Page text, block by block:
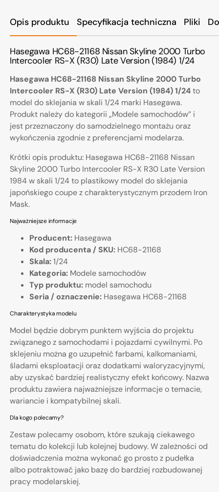
Opis produktu Specyfikacja techniczna Pliki
Hasegawa HC68-21168 Nissan Skyline 2000 Turbo
Intercooler RS-X (R30) Late Version (1984) 1/24
Hasegawa HC68-21168 Nissan Skyline 2000 Turbo
Intercooler RS-X (R30) Late Version (1984) 1/24to
model do sklejania w skali 1/24 marki Hasegawa.
Produkt należy do kategorii „Modele samochodów” i
jest przeznaczony do samodzielnego montażu oraz
wykończenia zgodnie z preferencjami modelarza.
Krótki opis produktu: Hasegawa HC68-21168 Nissan
Skyline 2000 Turbo Intercooler RS-X R30 Late Version
1984 w skali 1/24 to plastikowy model do sklejania
japońskiego coupe z charakterystycznym przodem Iron
Mask.
Najważniejsze informacje
Producent: Hasegawa
Kod producenta / SKU: HC68-21168
Skala:1/24
Kategoria: Modele samochodów
Typ produktu: model samochodu
Seria / oznaczenie: Hasegawa HC68-21168
Charakterystyka modelu
Model będzie dobrym punktem wyjścia do projektu
związanego z samochodami i pojazdami cywilnymi. Po
sklejeniu można go uzupełnić farbami, kalkomaniami,
śladami eksploatacji oraz dodatkami waloryzacyjnymi,
aby uzyskać bardziej realistyczny efekt końcowy. Nazwa
produktu zawiera najważniejsze informacje o temacie,
wariancie i kompatybilnej skali.
Dla kogo polecamy?
Zestaw polecamy osobom, które szukają ciekawego
tematu do kolekcji lub kolejnej budowy. W zależności od
doświadczenia można wykonać go prosto z pudełka
albo potraktować jako bazę do bardziej rozbudowanej
pracy modelarskiej.